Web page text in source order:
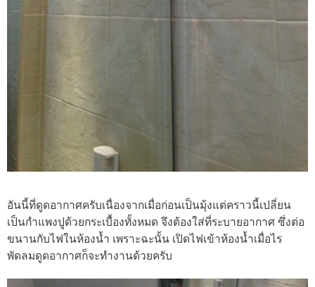
อันนี้ที่ดูดอากาศครับเนื่องจากเมื่อก่อนเป็นมุ้งแต่คราวนี้เปลี่ยน
เป็นกำแพงปูด้วยกระเบื้องทั้งหมด จึงต้องใส่ที่ระบายอากาศ ซึ่งต่อ
ขนานกับไฟในห้องน้ำ เพราะฉะนั้น เปิดไฟเข้าห้องน้ำเมื่อไร
พัดลมดูดอากาศก็จะทำงานด้วยครับ